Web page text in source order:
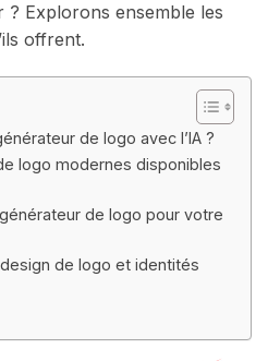
Explorons ensemble les
offrent.
de logo avec l’IA ?
logo modernes disponibles
de logo pour votre
de logo et identités